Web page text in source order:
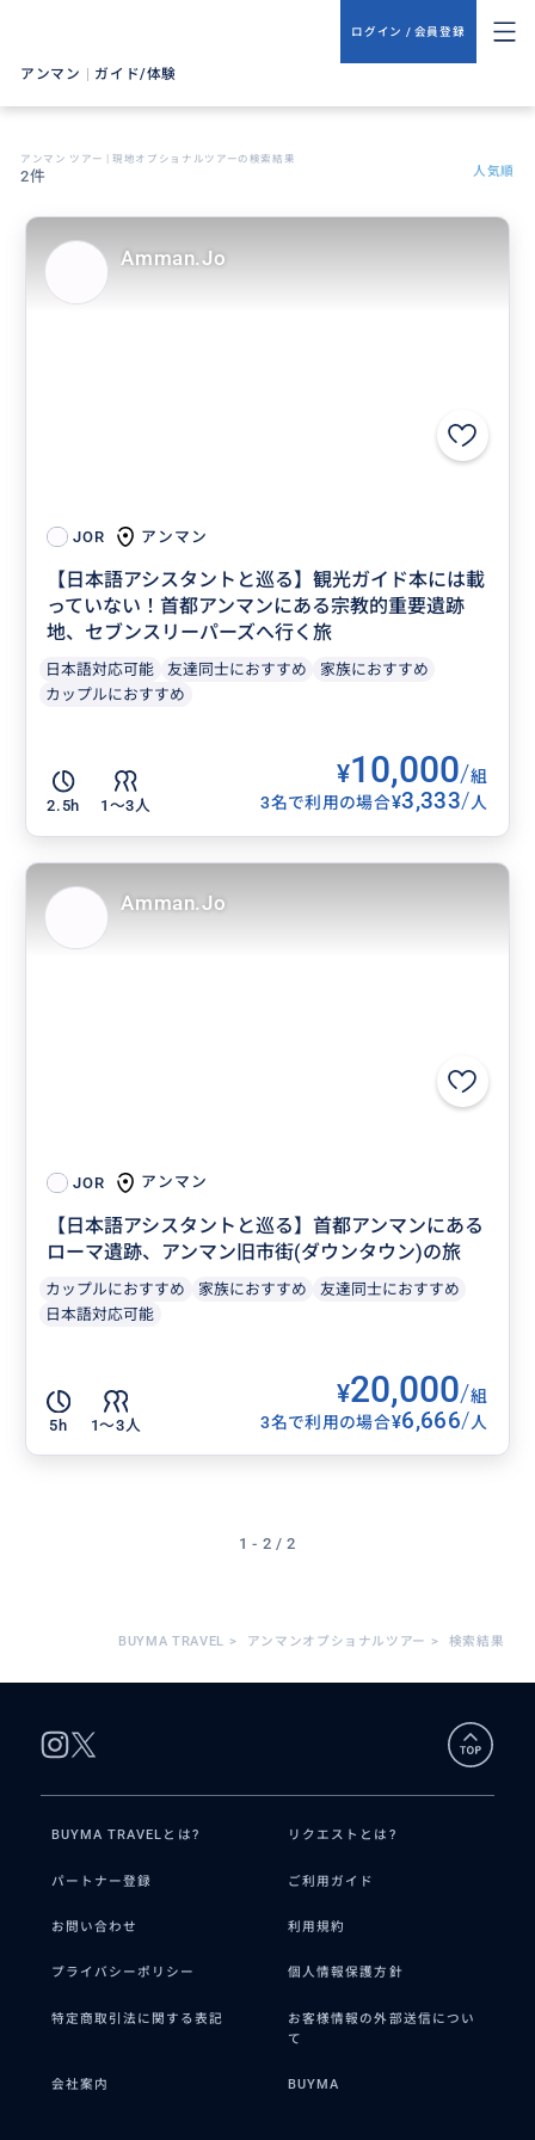
ログイン / 会員登録
アンマン ガイド/体験
アンマン ツアー | 現地オプショナルツアーの検索結果
2件 人気順
JOR アンマン
【日本語アシスタントと巡る】観光ガイド本には載
っていない！首都アンマンにある宗教的重要遺跡
地、セブンスリーパーズへ行く旅
日本語対応可能 友達同士におすすめ
家族におすすめ
カップルにおすすめ
2.5h 1〜3人
¥10,000/組
3名で利用の場合¥3,333/人
Amman.Jo
JOR アンマン
【日本語アシスタントと巡る】首都アンマンにある
ローマ遺跡、アンマン旧市街(ダウンタウン)の旅
カップルにおすすめ 家族におすすめ
友達同士におすすめ
日本語対応可能
5h 1〜3人
¥20,000/組
3名で利用の場合¥6,666/人
Amman.Jo
1 - 2 / 2
BUYMA TRAVEL > アンマンオプショナルツアー > 検索結果
BUYMA TRAVELとは? リクエストとは?
パートナー登録 ご利用ガイド
お問い合わせ 利用規約
プライバシーポリシー 個人情報保護方針
特定商取引法に関する表記
お客様情報の外部送信につい
て
会社案内 BUYMA